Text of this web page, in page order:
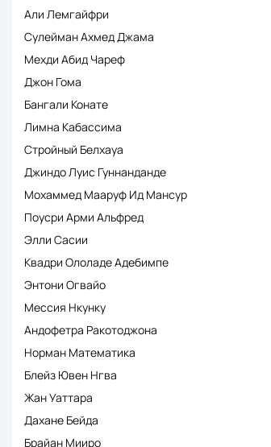
Али Лемгайфри
Сулейман Ахмед Джама
Мехди Абид Чареф
Джон Гома
Бангали Конате
Лимна Кабассима
Стройный Белхауа
Джиндо Луис Гуннанданде
Мохаммед Мааруф Ид Мансур
Поусри Арми Альфред
Элли Сасии
Квадри Ололаде Адебимпе
Энтони Огвайо
Мессия Нкунку
Андофетра Ракотоджона
Норман Математика
Блейз Ювен Нгва
Жан Уаттара
Дахане Бейда
Брайан Мииро